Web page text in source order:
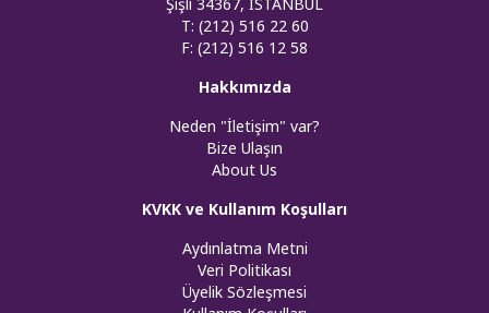
T: (212) 516 22 60
F: (212) 516 12 58
Hakkımızda
Neden "İletişim" var?
Bize Ulaşın
About Us
KVKK ve Kullanım Koşulları
Aydınlatma Metni
Veri Politikası
Üyelik Sözleşmesi